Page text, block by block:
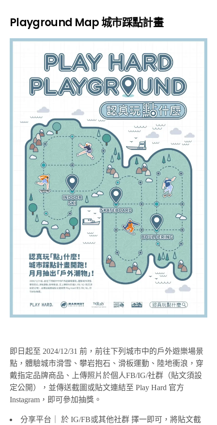
Playground Map城市踩點計畫
即日起至 2024/12/31 前，前往下列城市中的戶外遊樂場景
點，體驗城市滑雪、攀岩抱石、滑板運動、陸地衝浪，穿
戴指定品牌商品、上傳照片於個人FB/IG/社群（貼文須設
定公開），並傳送截圖或貼文連結至 Play Hard 官方
Instagram，即可參加抽獎。
分享平台｜ 於 IG/FB或其他社群 擇一即可，將貼文截